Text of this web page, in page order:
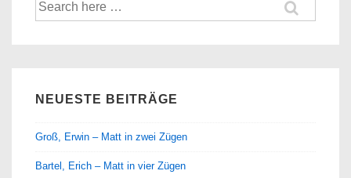
nach:
NEUESTE BEITRÄGE
Groß, Erwin – Matt in zwei Zügen
Bartel, Erich – Matt in vier Zügen